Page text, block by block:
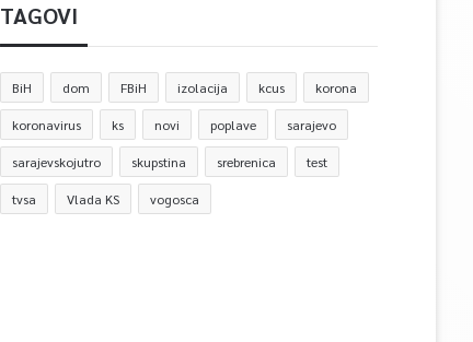
TAGOVI
BiH dom FBiH izolacija kcus korona
koronavirus ks novi poplave sarajevo
sarajevskojutro skupstina srebrenica test
tvsa Vlada KS vogosca